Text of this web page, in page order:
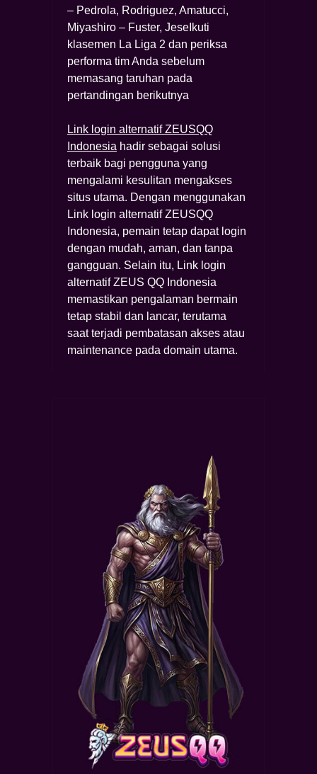
– Pedrola, Rodriguez, Amatucci,
Miyashiro – Fuster, JeseIkuti
klasemen La Liga 2 dan periksa
performa tim Anda sebelum
memasang taruhan pada
pertandingan berikutnya
Link login alternatif ZEUSQQ
Indonesia hadir sebagai solusi
terbaik bagi pengguna yang
mengalami kesulitan mengakses
situs utama. Dengan menggunakan
Link login alternatif ZEUSQQ
Indonesia, pemain tetap dapat login
dengan mudah, aman, dan tanpa
gangguan. Selain itu, Link login
alternatif ZEUS QQ Indonesia
memastikan pengalaman bermain
tetap stabil dan lancar, terutama
saat terjadi pembatasan akses atau
maintenance pada domain utama.